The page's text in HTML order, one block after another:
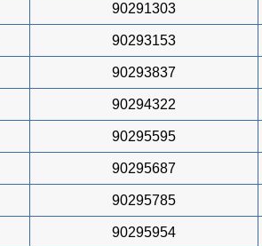
90291303
90293153
90293837
90294322
90295595
90295687
90295785
90295954